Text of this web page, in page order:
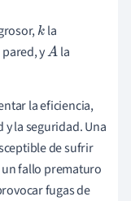
k la
yA la
la eficiencia,
la seguridad. Una
de sufrir
fallo prematuro
fugas de